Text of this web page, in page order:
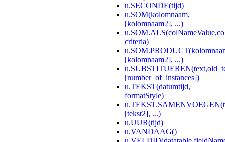
u.SECONDE(tijd)
u.SOM(kolomnaam,
[kolomnaam2], ...)
criteria)
[kolomnaam2], ...)
[number_of_instances])
u.TEKST(datumtijd,
formatStyle)
[tekst2], ...)
u.UUR(tijd)
u.VANDAAG()